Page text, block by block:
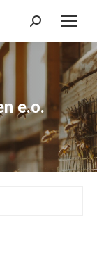
Zoeken:
e.o.